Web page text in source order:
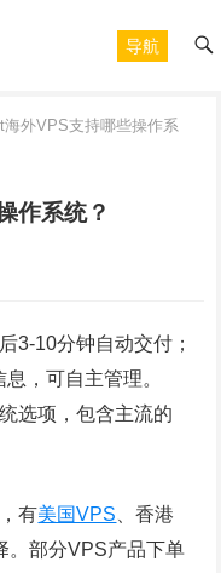
导航
海外VPS支持哪些操作系
作系统？
3-10分钟自动交付；
，可自主管理。
选项，包含主流的
有美国VPS 、香港
。部分VPS产品下单